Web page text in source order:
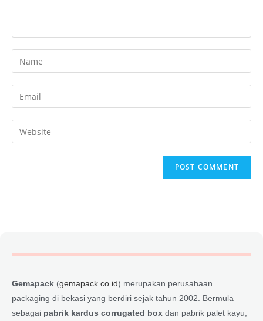
Gemapack (gemapack.co.id) merupakan perusahaan
packaging di bekasi yang berdiri sejak tahun 2002. Bermula
sebagai pabrik kardus corrugated box dan pabrik palet kayu,